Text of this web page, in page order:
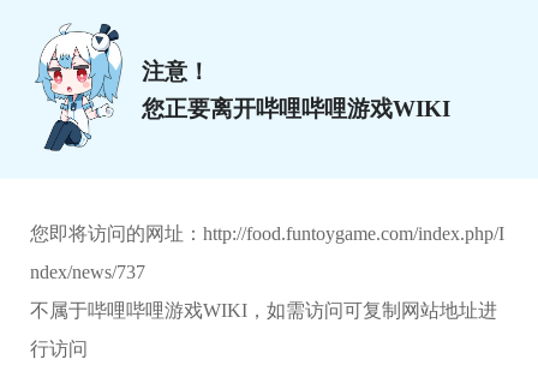
注意！
您正要离开哔哩哔哩游戏WIKI
您即将访问的网址： http://food.funtoygame.com/index.php/I
ndex/news/737
不属于哔哩哔哩游戏WIKI，如需访问可复制网站地址进
行访问